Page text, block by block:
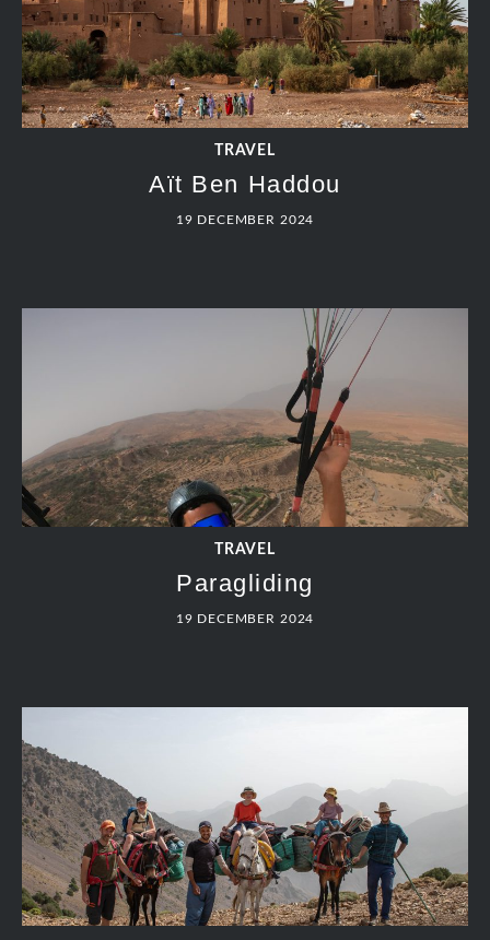
TRAVEL
Aït Ben Haddou
19 DECEMBER 2024
TRAVEL
Paragliding
19 DECEMBER 2024